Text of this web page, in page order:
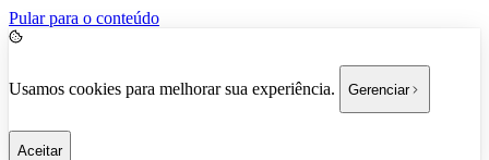
Pular para o conteúdo
Usamos cookies para melhorar sua experiência. Gerenciar
Aceitar